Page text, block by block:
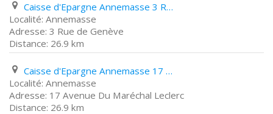
Caisse d'Epargne Annemasse 3 Rue de Genève
Annemasse
3 Rue de Genève
26.9 km
Caisse d'Epargne Annemasse 17 Avenue Du Maréchal Leclerc
Annemasse
17 Avenue Du Maréchal Leclerc
26.9 km